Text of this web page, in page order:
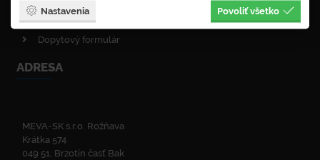
ISO certifikáty
Zelená linka
Dopytový formulár
ADRESA
MEVA-SK s.r.o. Rožňava
Krátka 574
049 51, Brzotín časť Bak
Nastavenia Povoliť všetko